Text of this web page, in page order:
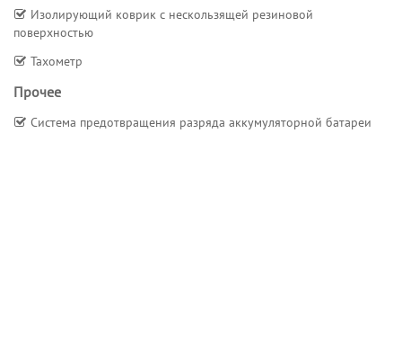
Изолирующий коврик с нескользящей резиновой
поверхностью
Тахометр
Прочее
Система предотвращения разряда аккумуляторной батареи